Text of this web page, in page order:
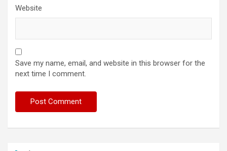
Website
Save my name, email, and website in this browser for the
next time I comment.